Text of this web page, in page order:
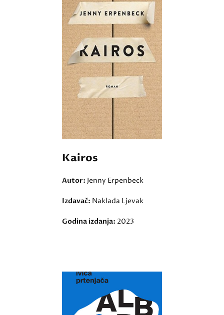
Kairos
Autor: Jenny Erpenbeck
Izdavač: Naklada Ljevak
Godina izdanja: 2023